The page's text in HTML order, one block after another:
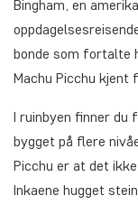
Bingham, en
bonde som fortalte
Machu Picchu kjent
I ruinbyen finner
bygget på flere
Picchu er at det
Inkaene hugget